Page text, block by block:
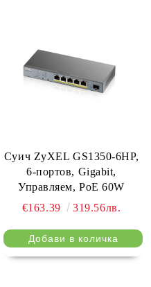
Суич ZyXEL GS1350-6HP,
6-портов, Gigabit,
Управляем, PoE 60W
€163.39
319.56лв.